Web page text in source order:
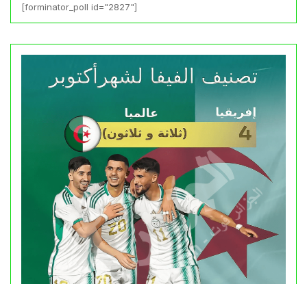
[forminator_poll id="2827"]